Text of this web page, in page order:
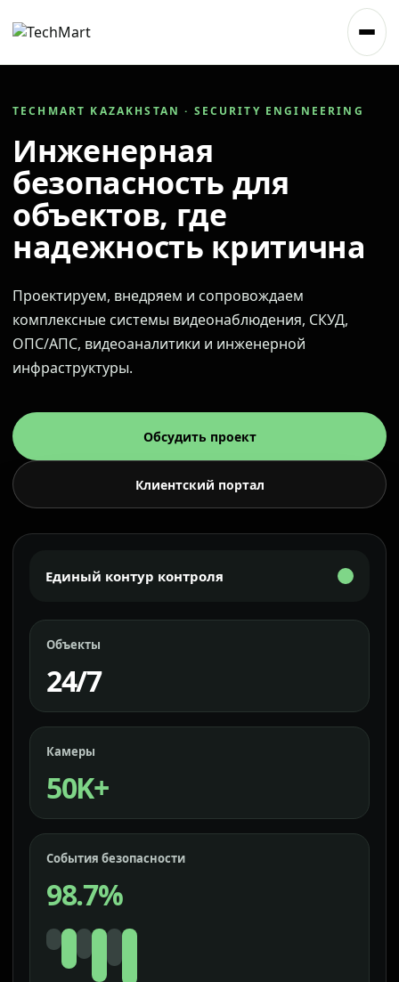
TECHMART KAZAKHSTAN · SECURITY ENGINEERING
Инженерная
безопасность для
объектов, где
надежность критична
Проектируем, внедряем и сопровождаем
комплексные системы видеонаблюдения, СКУД,
ОПС/АПС, видеоаналитики и инженерной
инфраструктуры.
Обсудить проект
Клиентский портал
Единый контур контроля
Объекты
24/7
Камеры
50K+
События безопасности
98.7%